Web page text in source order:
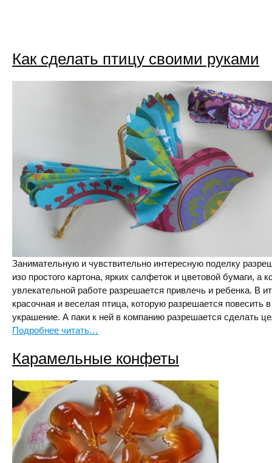
Как сделать птицу своими руками
Занимательную и чувствительно интересную поделку
изо простого картона, ярких салфеток и цветовой бумаги, а
увлекательной работе разрешается привлечь и ребенка. В
красочная и веселая птица, которую разрешается повесить
украшение. А паки к ней в компанию разрешается сделать
Подробнее читать…
Карамельные конфеты